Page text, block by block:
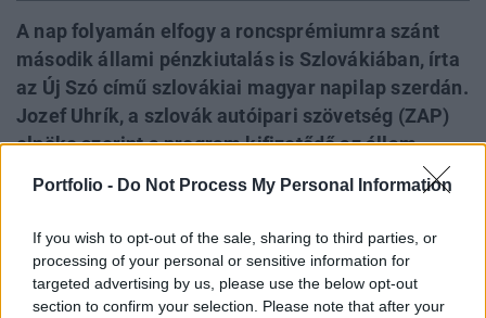
Portfolio - Do Not Process My Personal Information
If you wish to opt-out of the sale, sharing to third parties, or
processing of your personal or sensitive information for
targeted advertising by us, please use the below opt-out
section to confirm your selection. Please note that after your
A nap folyamán elfogy a roncsprémiumra szánt
második állami pénzkiutalás is Szlovákiában, írta
az Új Szó című szlovákiai magyar napilap szerdán.
Jozef Uhrík, a szlovák autóipari szövetség (ZAP)
elnöke szerint a program kifizetődő az állam
számára, mivel a mérleg egyik serpenyőjében az
55,5 millió euró állami támogatás van, a másikban
pedig az autóeladásokból befolyó, 67 millió eurós
adóbevétel.
"Aki le akarja adni régi autóját, hogy az állami